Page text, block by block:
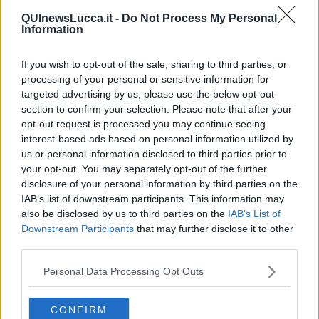
QUInewsLucca.it - Do Not Process My Personal
Information
If you wish to opt-out of the sale, sharing to third parties, or
processing of your personal or sensitive information for
targeted advertising by us, please use the below opt-out
section to confirm your selection. Please note that after your
opt-out request is processed you may continue seeing
interest-based ads based on personal information utilized by
us or personal information disclosed to third parties prior to
your opt-out. You may separately opt-out of the further
disclosure of your personal information by third parties on the
IAB’s list of downstream participants. This information may
also be disclosed by us to third parties on the IAB’s List of
Downstream Participants that may further disclose it to other
Personal Data Processing Opt Outs
CONFIRM
sforzo editoriale che andasse a coprire specificatamente questo
bisogno di lettura e un investimento della scuola e dei bibliotecari in
questo tipo di letteratura e, perché no?, di scrittura.
Mi chiedo se noi bibliotecari non dobbiamo riservare spazi fisici e
tempo per questi nuovi e particolarissimi lettori (stiamo parlando di
tanti bambini e di molti ragazzi). E mentre me lo domando, mi
rispondo che le nostre biblioteche sono già oberate di compiti e che
di tempo non sapremmo dove trovarne. Poi, mentre mi arrovello su
questo problema, mi viene a mente che potremmo a nostra volta
farci aiutare.Che qualche volenteroso studente universitario
potrebbe incoraggiare i ragazzi più piccoli a leggere, a capire
meglio i testi, ad orientarsi con più facilità nelle parole di una lingua
che non gli è ancora familiare. Qualcosa del genere potrebbero
fare anche gli studenti delle scuole superiori con quelli ancora più
piccoli. Magari incentivati da crediti formativi. Sì. Si potrebbe
costruire una catena di solidarietà e di sostegno, in grado di
insegnamenti di quello straordinario prete italiano che è stato
Lorenzo Milani.
Non lo so se i figli dei migranti e dei nuovi arrivati possano